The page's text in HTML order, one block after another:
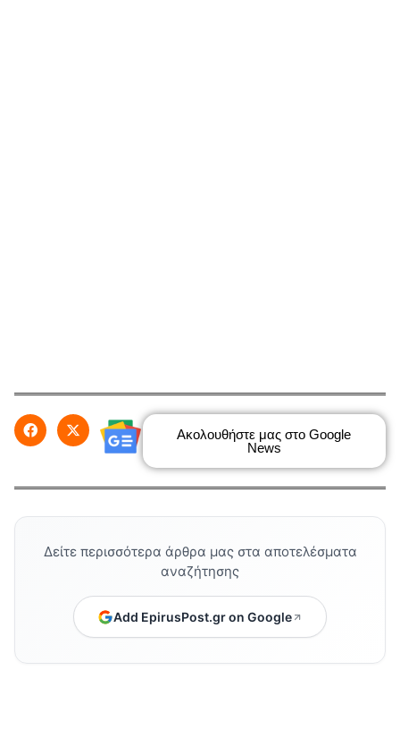
Ακολουθήστε μας στο Google
News
Δείτε περισσότερα άρθρα μας στα αποτελέσματα
αναζήτησης
Add EpirusPost.gr on Google